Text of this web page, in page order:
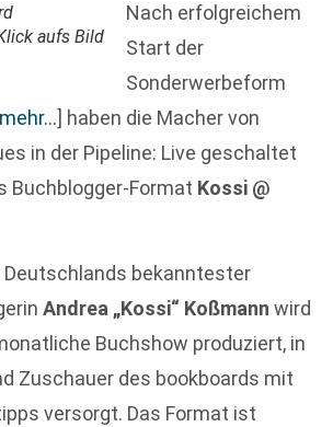
aufs Bild
Nach erfolgreichem
Start der
Sonderwerbeform
mehr…] haben die Macher von
in der Pipeline: Live geschaltet
Buchblogger-Format Kossi @
bekanntester
Andrea „Kossi“ Koßmann wird
Buchshow produziert, in
Zuschauer des bookboards mit
versorgt. Das Format ist